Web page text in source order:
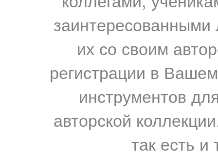
их со своим
регистрации в
инструментов
авторской
так есть и